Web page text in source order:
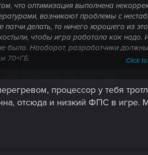
что оптимизация выполнена
возникают проблемы с
патчи делать, то ничего хорошего из
чтобы игра работала как
было. Наоборот, разработчики
70+ГБ.
Ubisoft работают нормально и не
с температурой CPU?
Click to
процессор у тебя
отсюда и низкий ФПС в игре.